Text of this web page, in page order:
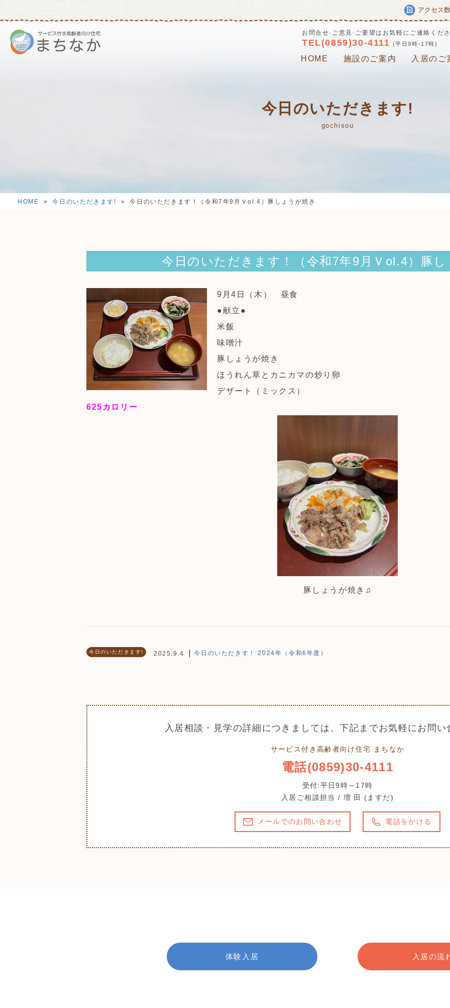
アクセス数
お問合せ·ご意見·ご要望はお気軽にご連絡くださ
TEL(0859)30-4111 (平日9時-17時)
HOME 施設のご案内 入居のご
今日のいただきます!
gochisou
HOME »今日のいただきます! »今日のいただきます！（令和7年9月Ｖol.4）豚しょうが焼き
今日のいただきます！（令和7年9月Ｖol.4）豚し
9月4日（木） 昼食
●献立●
米飯
味噌汁
豚しょうが焼き
ほうれん草とカニカマの炒り卵
デザート（ミックス）
625 カロリー
豚しょうが焼き♫
今日のいただきます! 2025.9.4 今日のいただきす！ 2024年（令和6年度）
入居相談・見学の詳細につきましては、下記までお気軽にお問い
サービス付き高齢者向け住宅 まちなか
電話(0859)30-4111
受付:平日9時～17時
入居ご相談担当 / 増 田 (ますだ)
メールでのお問い合わせ 電話をかける
体験入居 入居の流